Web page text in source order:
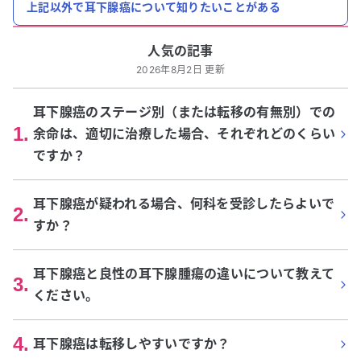
上記以外で耳下腺癌について知りたいことがある
人気の記事
2026年8月2日 更新
1.
耳下腺癌のステージ別（または転移の有無別）での
余命は、適切に治療した場合、それぞれどのくらい
ですか？
2. 耳下腺癌が疑われる場合、何科を受診したらよいで
すか？
3. 耳下腺癌と良性の耳下腺腫瘍の違いについて教えて
ください。
4. 耳下腺癌は転移しやすいですか？